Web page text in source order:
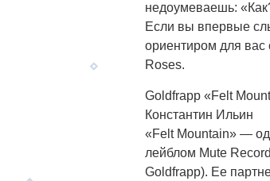
недоумеваешь:
Если вы впервые
ориентиром для вас
Roses.
Goldfrapp «Felt
Константин Ильин
«Felt Mountain» —
лейблом Mute
Goldfrapp). Ее